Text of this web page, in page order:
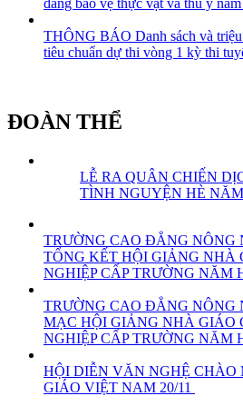
đẳng bảo vệ thực vật và thú y
THÔNG BÁO Danh sách và
tiêu chuẩn dự thi vòng 1 kỳ thi
ĐOÀN THỂ
LỄ RA QUÂN CHIẾN
TÌNH NGUYỆN HÈ
TRƯỜNG CAO ĐẲNG NÔNG
TỔNG KẾT HỘI GIẢNG NHÀ
NGHIỆP CẤP TRƯỜNG NĂM
TRƯỜNG CAO ĐẲNG NÔNG
MẠC HỘI GIẢNG NHÀ GIÁO
NGHIỆP CẤP TRƯỜNG NĂM
HỘI DIỄN VĂN NGHỆ CHÀO
GIÁO VIỆT NAM 20/11